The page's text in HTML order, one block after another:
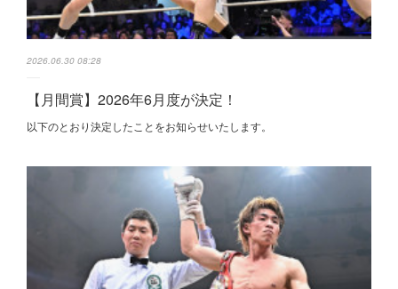
2026.06.30 08:28
【月間賞】2026年6月度が決定！
以下のとおり決定したことをお知らせいたします。